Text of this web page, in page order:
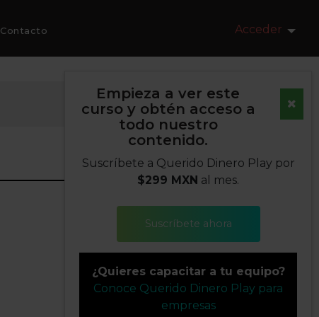
Contacto Acceder
Empieza a ver este
curso y obtén acceso a
todo nuestro
contenido.
Suscríbete a Querido Dinero Play por
$299 MXN al mes.
Suscríbete ahora
¿Quieres capacitar a tu equipo?
Conoce Querido Dinero Play para
empresas